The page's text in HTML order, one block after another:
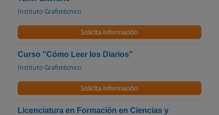
Instituto Grafotécnico
Solicita información
Curso "Cómo Leer los Diarios"
Instituto Grafotécnico
Solicita información
Licenciatura en Formación en Ciencias y